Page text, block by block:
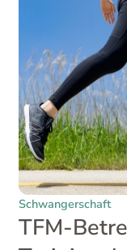
Schwangerschaft
TFM-